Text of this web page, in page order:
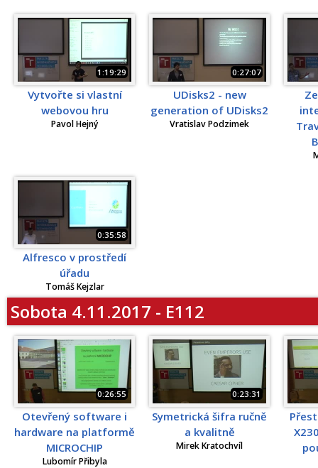
1:19:29
Vytvořte si vlastní
webovou hru
Pavol Hejný
0:27:07
UDisks2 - new
generation of UDisks2
Vratislav Podzimek
0:35:58
Alfresco v prostředí
úřadu
Tomáš Kejzlar
Sobota 4.11.2017 - E112
0:26:55
Otevřený software i
hardware na platformě
MICROCHIP
Lubomír Přibyla
0:23:31
Symetrická šifra ručně
a kvalitně
Mirek Kratochvíl